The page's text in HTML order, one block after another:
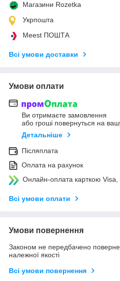
Магазини Rozetka
Укрпошта
Meest ПОШТА
Всі умови доставки
Умови оплати
Ви отримаєте замовлення
або гроші повернуться на
Детальніше
Післяплата
Оплата на рахунок
Онлайн-оплата карткою
Всі умови оплати
Умови повернення
Законом не передбачено
належної якості
Всі умови повернення